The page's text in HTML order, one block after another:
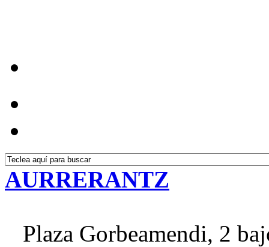
AURRERANTZ
Plaza Gorbeamendi, 2